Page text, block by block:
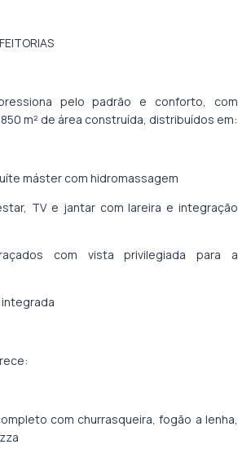
pelo padrão e conforto, com
m² de área construída, distribuídos em:
máster com hidromassagem
TV e jantar com lareira e integração
com vista privilegiada para a
com churrasqueira, fogão a lenha,